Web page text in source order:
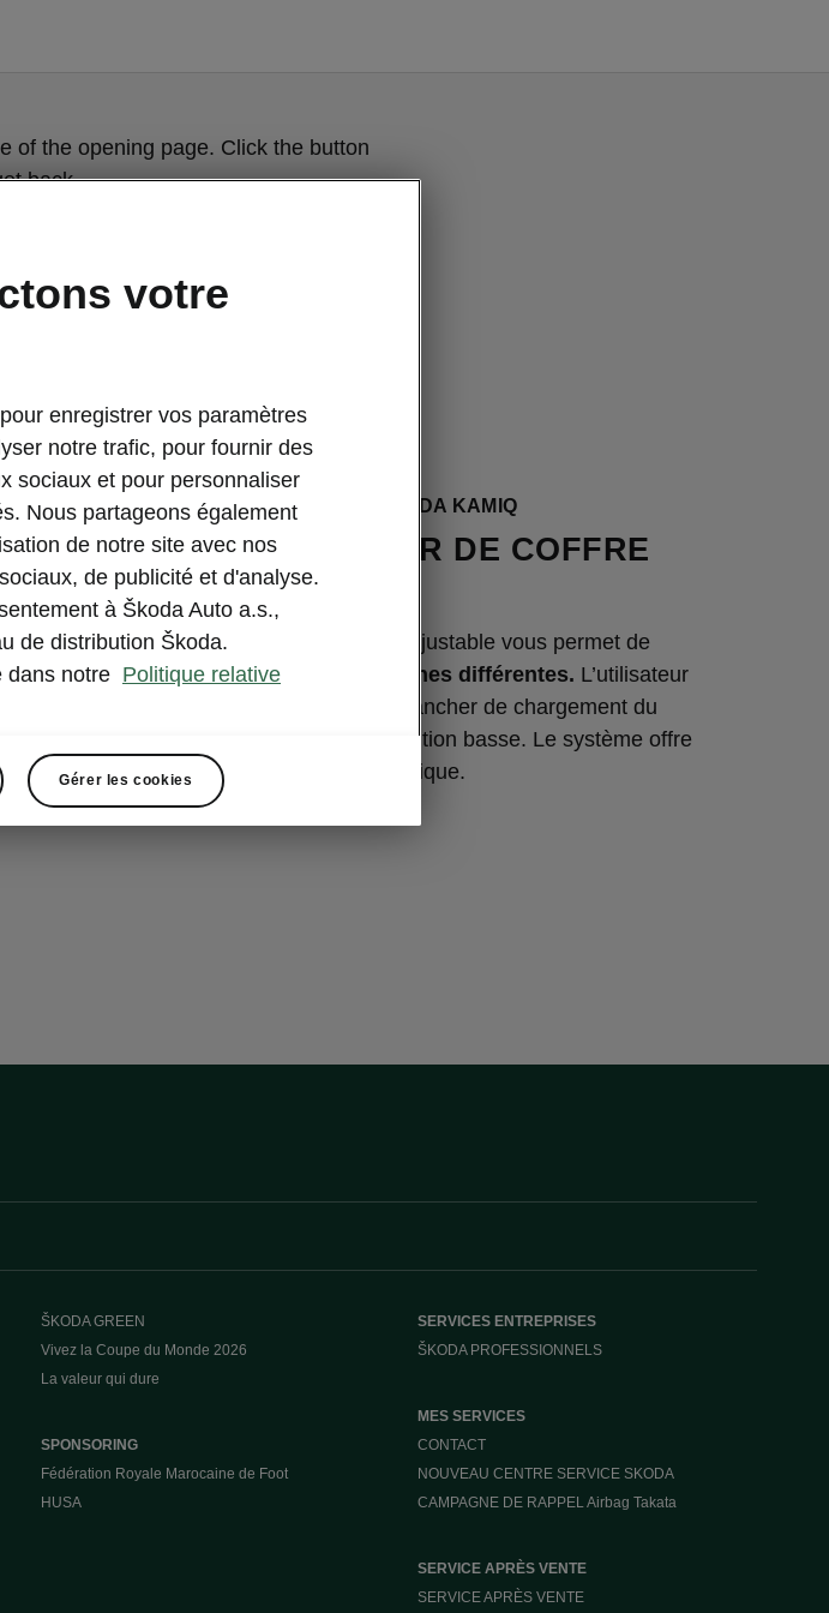
of the opening page. Click the button
back.
Coffre «Simply Clever» ŠKODA KAMIQ
FAUX PLANCHER DE COFFRE
AJUSTABLE
Le faux plancher de coffre ajustable vous permet de
diviser le coffre en
deux zones différentes. L’utilisateur
peut simplement sortir le plancher de chargement du
coffre pour le mettre en position basse. Le système offre
un espace de stockage pratique.
ŠKODA GREEN
Vivez la Coupe du Monde 2026
La valeur qui dure
SPONSORING
Fédération Royale Marocaine de Foot
HUSA
SERVICES ENTREPRISES
ŠKODA PROFESSIONNELS
MES SERVICES
CONTACT
NOUVEAU CENTRE SERVICE SKODA
CAMPAGNE DE RAPPEL Airbag Takata
SERVICE APRÈS VENTE
SERVICE APRÈS VENTE
votre
enregistrer vos paramètres
notre trafic, pour fournir des
sociaux et pour personnaliser
Nous partageons également
de notre site avec nos
de publicité et d'analyse.
à Škoda Auto a.s.,
de distribution Škoda.
dans notre Politique relative
Gérer les cookies